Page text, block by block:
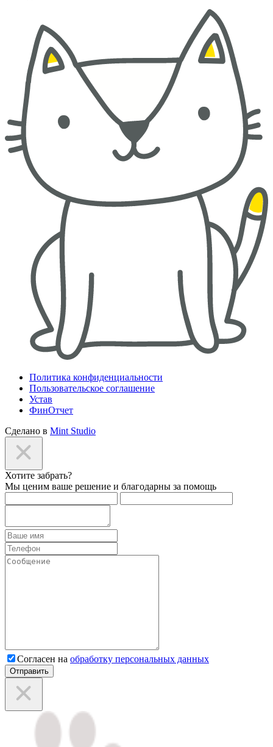
Политика конфиденциальности
Пользовательское соглашение
Устав
ФинОтчет
Сделано в Mint Studio
Хотите забрать?
Мы ценим ваше решение и благодарны за помощь
Согласен на обработку персональных данных
Отправить